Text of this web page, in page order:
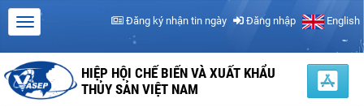
Đăng ký nhận tin ngày Đăng nhập English
HIỆP HỘI CHẾ BIẾN VÀ XUẤT KHẨU
THỦY SẢN VIỆT NAM